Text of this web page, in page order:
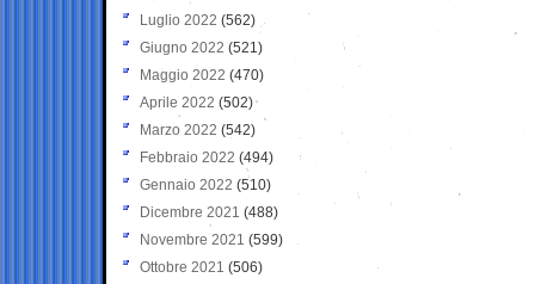
Luglio 2022 (562)
Giugno 2022 (521)
Maggio 2022 (470)
Aprile 2022 (502)
Marzo 2022 (542)
Febbraio 2022 (494)
Gennaio 2022 (510)
Dicembre 2021 (488)
Novembre 2021 (599)
Ottobre 2021 (506)